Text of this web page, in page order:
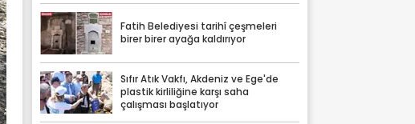
Fatih Belediyesi tarihî çeşmeleri
birer birer ayağa kaldırıyor
Sıfır Atık Vakfı, Akdeniz ve Ege'de
plastik kirliliğine karşı saha
çalışması başlatıyor